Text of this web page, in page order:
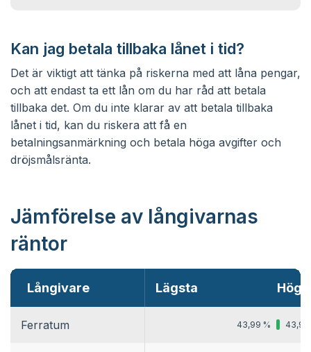
Kan jag betala tillbaka lånet i tid?
Det är viktigt att tänka på riskerna med att låna pengar,
och att endast ta ett lån om du har råd att betala
tillbaka det. Om du inte klarar av att betala tillbaka
lånet i tid, kan du riskera att få en
betalningsanmärkning och betala höga avgifter och
dröjsmålsränta.
Jämförelse av långivarnas
räntor
Långivare Lägsta
Ferratum 43,99 % 43,99